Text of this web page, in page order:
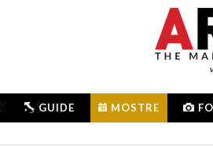
GUIDE MOSTRE